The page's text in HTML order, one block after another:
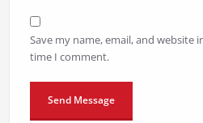
Save my name, email, and website
time I comment.